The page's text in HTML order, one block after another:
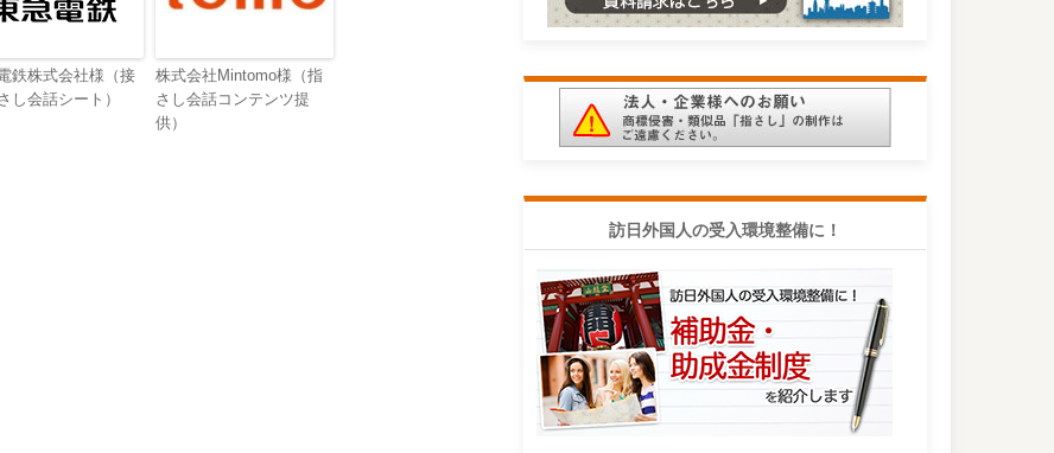
鉄株式会社様（接
し会話シート）
株式会社Mintomo様（指
さし会話コンテンツ提
供）
訪日外国人の受入環境整備に！